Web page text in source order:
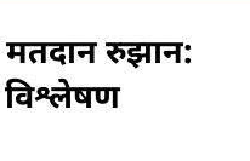
मतदान रुझान:
विश्लेषण